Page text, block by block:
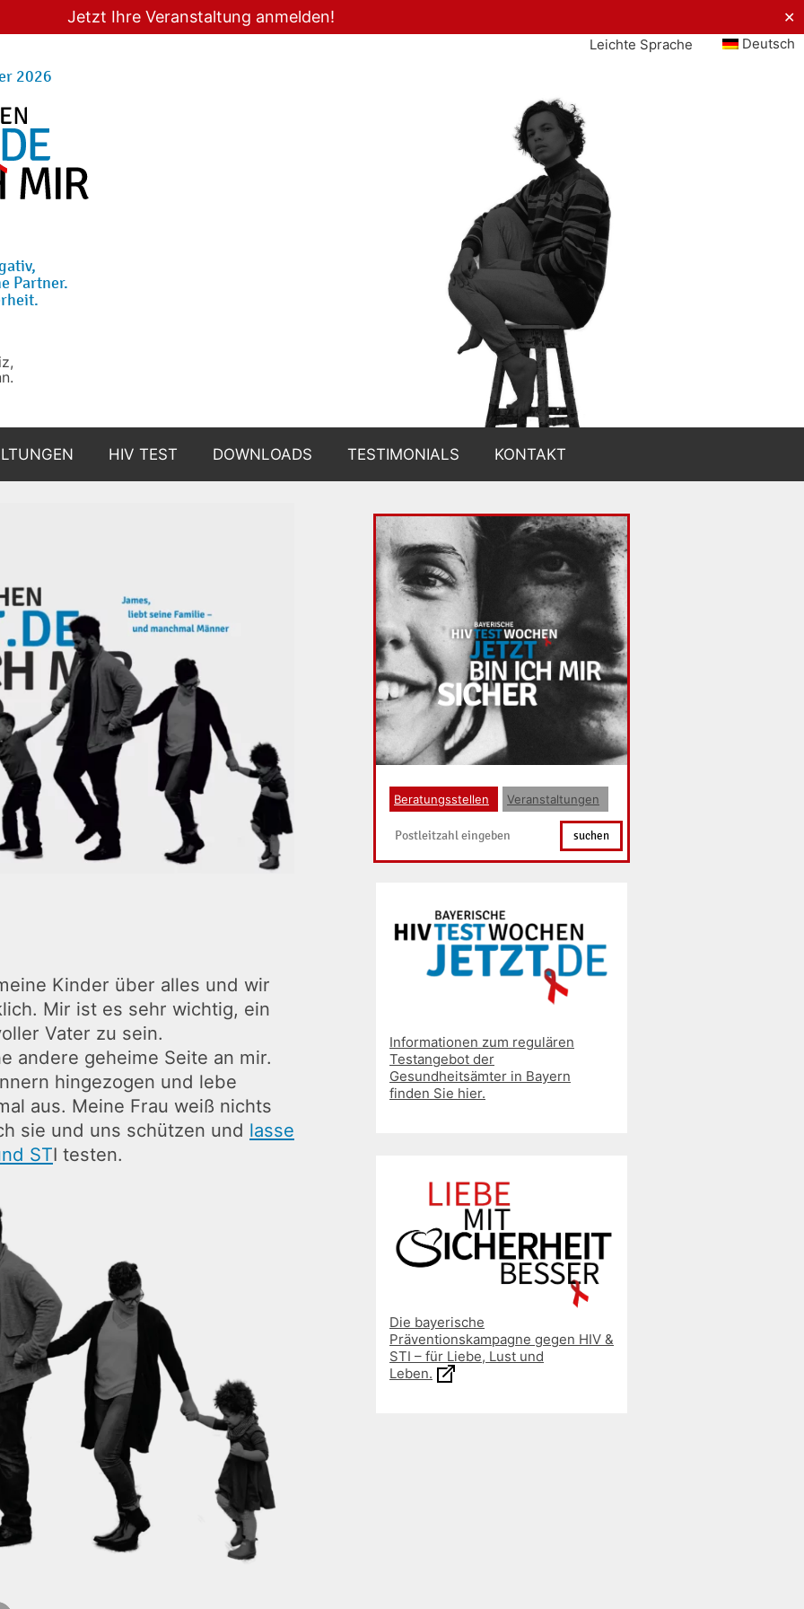
Jetzt Ihre Veranstaltung anmelden!
✕
Leichte Sprache
Deutsch
2026
Partner.
HIV TEST
WO?
UND DANN?
BERATUNGSSTELLEN
DOWNLOADS TESTIMONIALS KONTAKT
Kinder über alles und wir
Mir ist es sehr wichtig, ein
Vater zu sein.
andere geheime Seite an mir.
hingezogen und lebe
aus. Meine Frau weiß nichts
sie und uns schützen und lasse
STI testen.
Beratungsstellen Veranstaltungen
suchen
Informationen zum regulären
Testangebot der
Gesundheitsämter in Bayern
finden Sie hier.
Die bayerische
Präventionskampagne gegen HIV &
STI – für Liebe, Lust und
Leben.